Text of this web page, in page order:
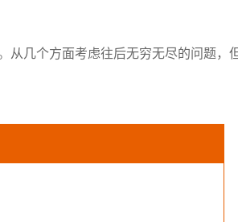
从几个方面考虑往后无穷无尽的问题，